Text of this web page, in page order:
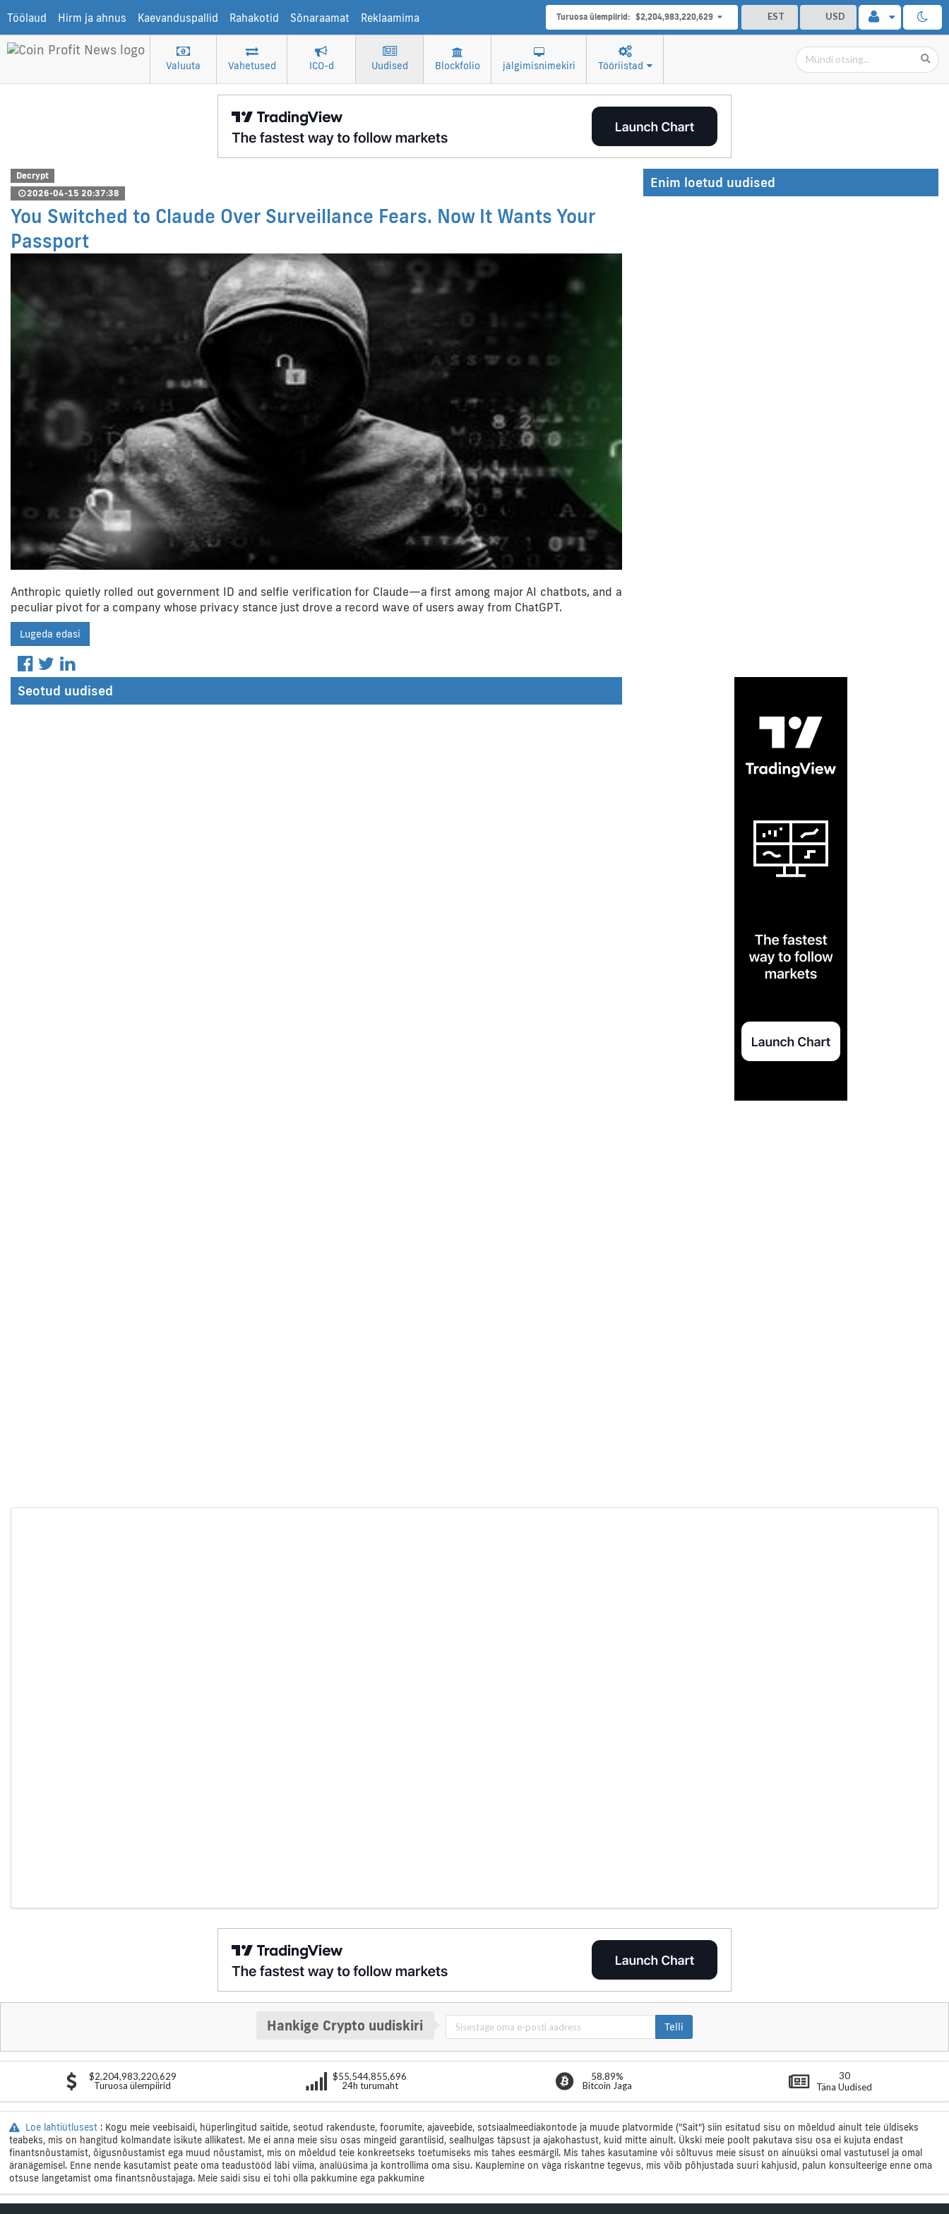
Töölaud Hirm ja ahnus Kaevanduspallid Rahakotid Sõnaraamat Reklaamima EST USD
Turuosa ülempiirid: $2,204,983,220,629
Valuuta Vahetused ICO-d Uudised Blockfolio jälgimisnimekiri Tööriistad
Decrypt
2026-04-15 20:37:38
You Switched to Claude Over Surveillance Fears. Now It Wants Your
Passport
Anthropic quietly rolled out government ID and selfie verification for Claude—a first among major AI chatbots, and a
peculiar pivot for a company whose privacy stance just drove a record wave of users away from ChatGPT.
Lugeda edasi
Enim loetud uudised
Seotud uudised
Hankige Crypto uudiskiri Telli
$2,204,983,220,629
Turuosa ülempiirid
$55,544,855,696
24h turumaht
58.89%
Bitcoin Jaga
30
Täna Uudised
Loe lahtiütlusest : Kogu meie veebisaidi, hüperlingitud saitide, seotud rakenduste, foorumite, ajaveebide, sotsiaalmeediakontode ja muude platvormide ("Sait") siin esitatud sisu on mõeldud ainult teie üldiseks
teabeks, mis on hangitud kolmandate isikute allikatest. Me ei anna meie sisu osas mingeid garantiisid, sealhulgas täpsust ja ajakohastust, kuid mitte ainult. Ükski meie poolt pakutava sisu osa ei kujuta endast
finantsnõustamist, õigusnõustamist ega muud nõustamist, mis on mõeldud teie konkreetseks toetumiseks mis tahes eesmärgil. Mis tahes kasutamine või sõltuvus meie sisust on ainuüksi omal vastutusel ja omal
äranägemisel. Enne nende kasutamist peate oma teadustööd läbi viima, analüüsima ja kontrollima oma sisu. Kauplemine on väga riskantne tegevus, mis võib põhjustada suuri kahjusid, palun konsulteerige enne oma
otsuse langetamist oma finantsnõustajaga. Meie saidi sisu ei tohi olla pakkumine ega pakkumine